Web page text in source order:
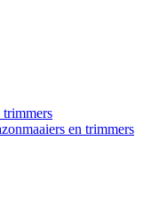
trimmers
en trimmers